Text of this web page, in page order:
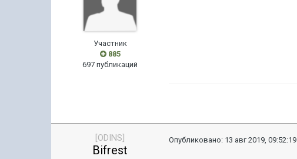
Участник
885
697 публикаций
[ODINS]
Bifrest
Опубликовано: 13 авг 2019, 09:52:19